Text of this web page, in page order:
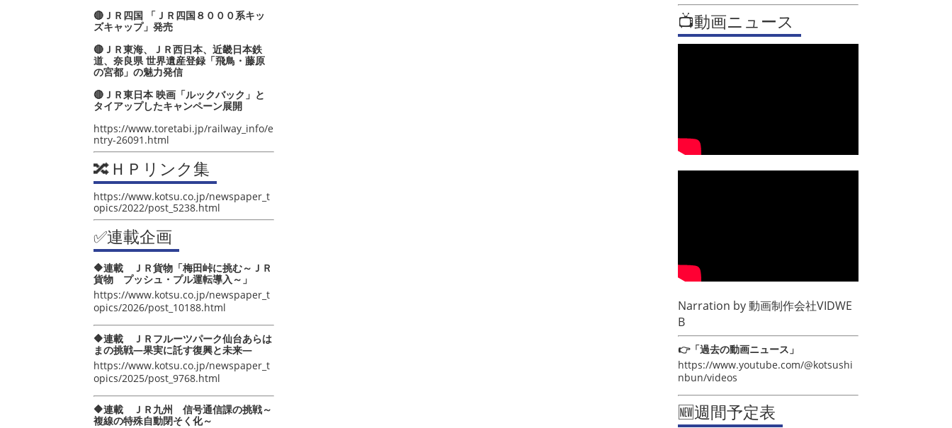
🔴ＪＲ四国 「ＪＲ四国８０００系キッ
ズキャップ」発売
🔴ＪＲ東海、ＪＲ西日本、近畿日本鉄
道、奈良県 世界遺産登録「飛鳥・藤原
の宮都」の魅力発信
🔴ＪＲ東日本 映画「ルックバック」と
タイアップしたキャンペーン展開
https://www.toretabi.jp/railway_info/e
ntry-26091.html
🔀ＨＰリンク集
https://www.kotsu.co.jp/newspaper_t
opics/2022/post_5238.html
✅連載企画
🔶連載 ＪＲ貨物「梅田峠に挑む～ＪＲ
貨物 プッシュ・プル運転導入～」
https://www.kotsu.co.jp/newspaper_t
opics/2026/post_10188.html
🔶連載 ＪＲフルーツパーク仙台あらは
まの挑戦―果実に託す復興と未来―
https://www.kotsu.co.jp/newspaper_t
opics/2025/post_9768.html
🔶連載 ＪＲ九州 信号通信課の挑戦～
複線の特殊自動閉そく化～
📺動画ニュース
Narration by動画制作会社VIDWE
B
👉「過去の動画ニュース」
https://www.youtube.com/@kotsushi
nbun/videos
🆕週間予定表